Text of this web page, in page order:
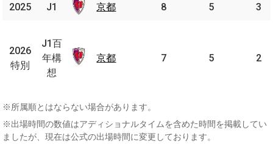
2025 京都 8 5 3
2026
特別
百
年
京都 7 5 2
2025 J1 京都
2026
特別
J1百
年構
想
京都
※所属順とはならない場合があります。
※出場時間の数値はアディショナルタイムを含めた時間を掲載してい
ましたが、現在は公式の出場時間に変更しております。